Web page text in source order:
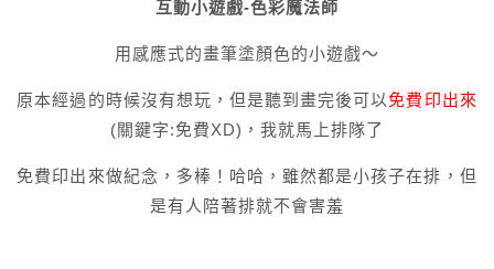
互動小遊戲-色彩魔法師
用感應式的畫筆塗顏色的小遊戲～
原本經過的時候沒有想玩，但是聽到畫完後可以免費印出來
(關鍵字:免費XD)，我就馬上排隊了
免費印出來做紀念，多棒！哈哈，雖然都是小孩子在排，但
是有人陪著排就不會害羞